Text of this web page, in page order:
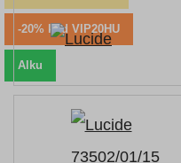
-20% kód VIP20HU
Alku